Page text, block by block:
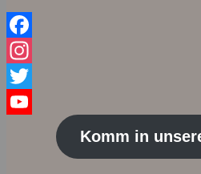
Facebook
Instagram
Twitter
YouTube
Channel
Komm in